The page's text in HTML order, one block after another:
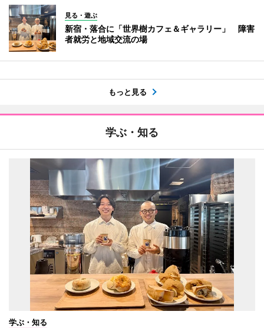
見る・遊ぶ
新宿・落合に「世界樹カフェ＆ギャラリー」 障害
者就労と地域交流の場
もっと見る
学ぶ・知る
学ぶ・知る